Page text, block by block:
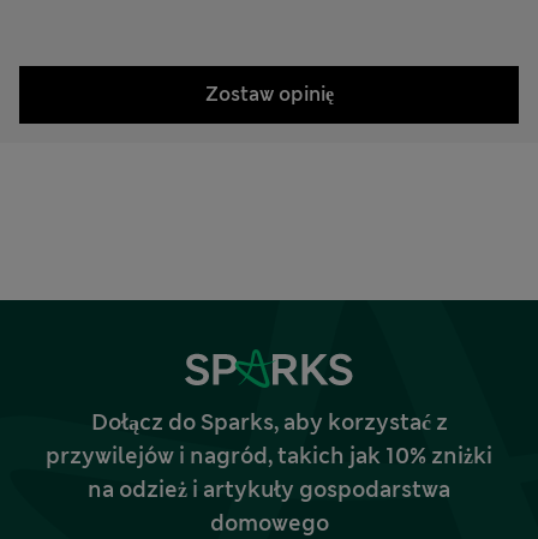
Zostaw opinię
Dołącz do Sparks, aby korzystać z
przywilejów i nagród, takich jak 10% zniżki
na odzież i artykuły gospodarstwa
domowego